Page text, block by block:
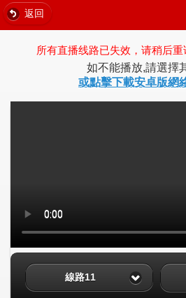
返回
所有直播线路已失效，请稍后重
如不能播放,請選擇
或點擊下載安卓版網
線路11